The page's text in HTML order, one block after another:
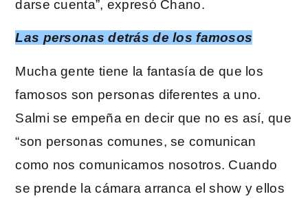
darse cuenta”, expresó Chano.
Las personas detrás de los famosos
Mucha gente tiene la fantasía de que los
famosos son personas diferentes a uno.
Salmi se empeña en decir que no es así, que
“son personas comunes, se comunican
como nos comunicamos nosotros. Cuando
se prende la cámara arranca el show y ellos